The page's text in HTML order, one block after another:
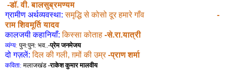
-डॉ. वी. बालसुब्रमण्यम
ग्रामीण अर्थव्यवस्था: समृद्धि से कोसो दूर हमारे गाँव
-
राम शिवमूर्ति यादव
कालजयी कहानियाँ: किस्सा कोताह -से.रा.यात्री
व्यंग्य: पुन:पुन: भव..-प्रेम जनमेजय
दो गज़लें: दिल की गली, ग़मों की उम्र-प्राण शर्मा
कविता: मलाजखंड -राकेश कुमार मालवीय